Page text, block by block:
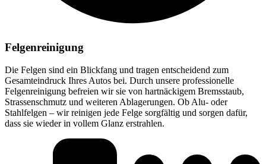
Felgenreinigung
Die Felgen sind ein Blickfang und tragen entscheidend zum
Gesamteindruck Ihres Autos bei. Durch unsere professionelle
Felgenreinigung befreien wir sie von hartnäckigem Bremsstaub,
Strassenschmutz und weiteren Ablagerungen. Ob Alu- oder
Stahlfelgen – wir reinigen jede Felge sorgfältig und sorgen dafür,
dass sie wieder in vollem Glanz erstrahlen.